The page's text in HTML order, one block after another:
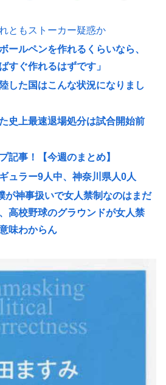
ともストーカー疑惑か
ールペンを作れるくらいなら、
すぐ作れるはずです」
した国はこんな状況になりまし
史上最速退場処分は試合開始前
記事！【今週のまとめ】
ュラー9人中、神奈川県人0人
が神事扱いで女人禁制なのはまだ
高校野球のグラウンドが女人禁
味わからん
「MiniMaxH3」、動画や画像、
でディープフェイク作り放題
か
ムnikkeとコラボしたのに全くケ
炎上
に来て実際に高校野球甲子園大